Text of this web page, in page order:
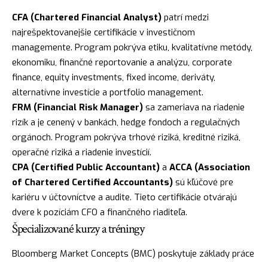
CFA (Chartered Financial Analyst) patrí medzi
najrešpektovanejšie certifikácie v investičnom
managemente. Program pokrýva etiku, kvalitatívne metódy,
ekonomiku, finančné reportovanie a analýzu, corporate
finance, equity investments, fixed income, deriváty,
alternatívne investície a portfolio management.
FRM (Financial Risk Manager) sa zameriava na riadenie
rizík a je cenený v bankách, hedge fondoch a regulačných
orgánoch. Program pokrýva trhové riziká, kreditné riziká,
operačné riziká a riadenie investícií.
CPA (Certified Public Accountant) a ACCA (Association
of Chartered Certified Accountants) sú kľúčové pre
kariéru v účtovníctve a audite. Tieto certifikácie otvárajú
dvere k pozíciám CFO a finančného riaditeľa.
Špecializované kurzy a tréningy
Bloomberg Market Concepts (BMC) poskytuje základy práce